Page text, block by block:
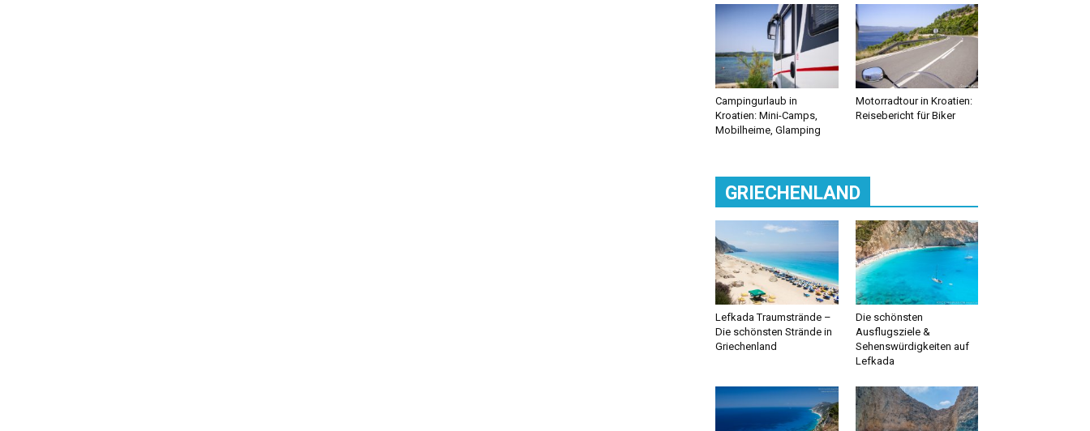
Campingurlaub in
Kroatien: Mini-Camps,
Mobilheime, Glamping
Motorradtour in Kroatien:
Reisebericht für Biker
GRIECHENLAND
Lefkada Traumstrände –
Die schönsten Strände in
Griechenland
Die schönsten
Ausflugsziele &
Sehenswürdigkeiten auf
Lefkada